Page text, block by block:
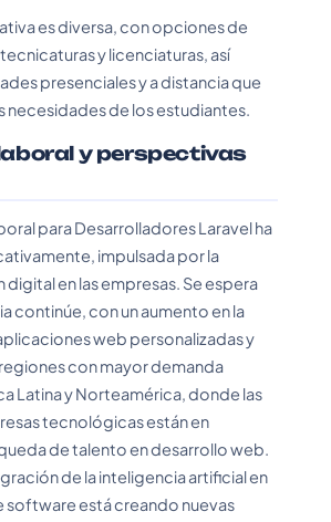
es diversa, con opciones de
y licenciaturas, así
presenciales y a distancia que
necesidades de los estudiantes.
y perspectivas
para Desarrolladores Laravel ha
impulsada por la
en las empresas. Se espera
continúe, con un aumento en la
web personalizadas y
con mayor demanda
Latina y Norteamérica, donde las
tecnológicas están en
de talento en desarrollo web.
de la inteligencia artificial en
software está creando nuevas